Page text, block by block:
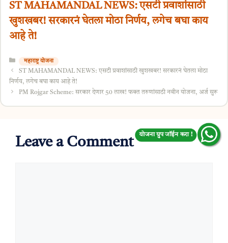
ST MAHAMANDAL NEWS: एसटी प्रवाशांसाठी
खुशखबर! सरकारनं घेतला मोठा निर्णय, लगेच बघा काय
आहे ते!
Categories
महाराष्ट्र योजना
ST MAHAMANDAL NEWS: एसटी प्रवाशांसाठी खुशखबर! सरकारनं घेतला मोठा
निर्णय, लगेच बघा काय आहे ते!
PM Rojgar Scheme: सरकार देणार 50 लाख! फक्त तरुणांसाठी नवीन योजना, अर्ज सुरू
Leave a Comment
योजना ग्रुप जॉईन करा !